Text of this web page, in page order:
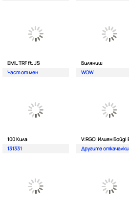
EMIL TRF ft. JS
Част от мен
Биляниш
WOW
100 Кила
131331
Другите откачалки